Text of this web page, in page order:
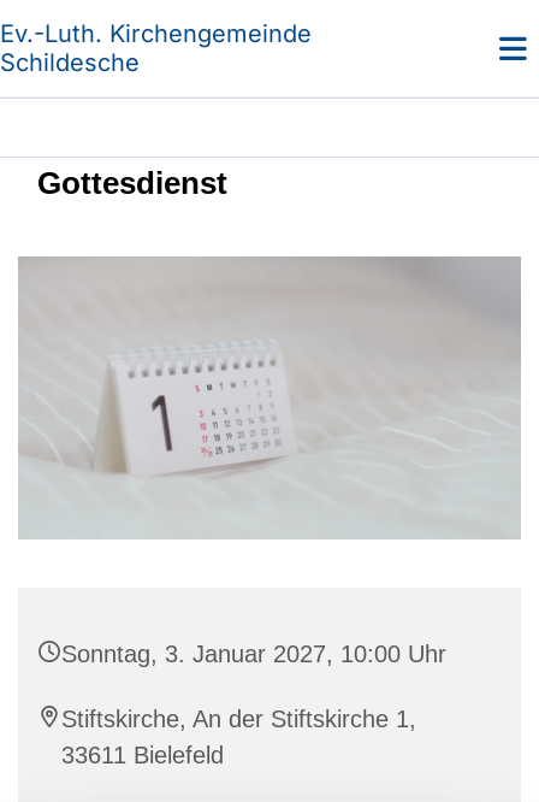
Ev.-Luth. Kirchengemeinde
Schildesche
Gottesdienst
Sonntag, 3. Januar 2027, 10:00 Uhr
Stiftskirche, An der Stiftskirche 1,
33611 Bielefeld